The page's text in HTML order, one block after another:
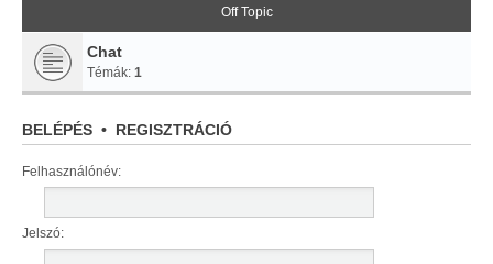
Off Topic
Chat
Témák: 1
BELÉPÉS • REGISZTRÁCIÓ
Felhasználónév:
Jelszó: